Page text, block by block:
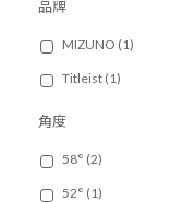
品牌
MIZUNO (1)
Titleist (1)
角度
58° (2)
52° (1)